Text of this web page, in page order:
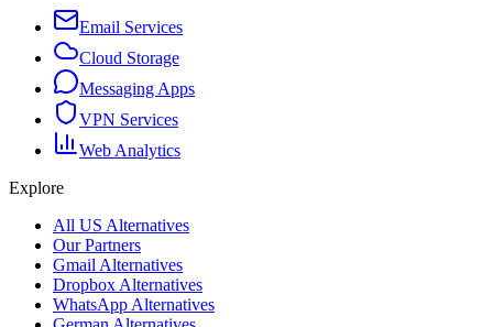
Email Services
Cloud Storage
Messaging Apps
VPN Services
Web Analytics
Explore
All US Alternatives
Our Partners
Gmail Alternatives
Dropbox Alternatives
WhatsApp Alternatives